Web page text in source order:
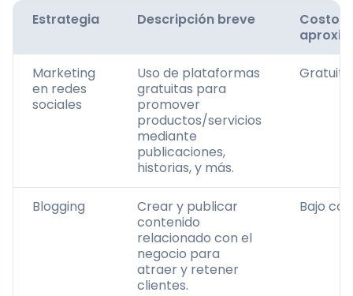
Estrategia Descripción breve
Costo
Marketing
en redes
sociales
Uso de plataformas
gratuitas para
promover
productos/servicios
mediante
publicaciones,
historias, y más.
Gratuito
Blogging
Crear y publicar
contenido
relacionado con el
negocio para
atraer y retener
clientes.
Bajo